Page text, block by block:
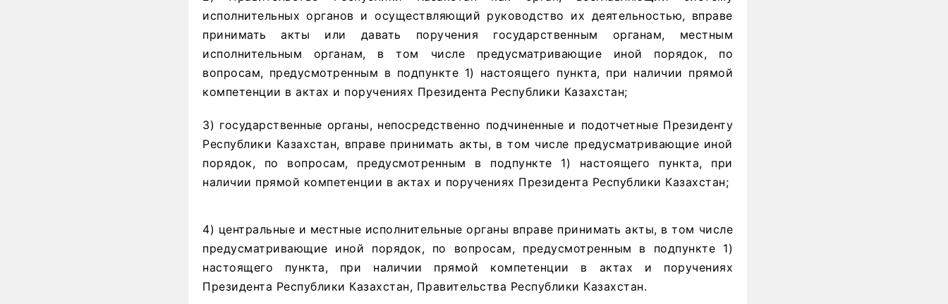
исполнительных органов и осуществляющий руководство их деятельностью, вправе
принимать акты или давать поручения государственным органам, местным
исполнительным органам, в том числе предусматривающие иной порядок, по
вопросам, предусмотренным в подпункте 1) настоящего пункта, при наличии прямой
компетенции в актах и поручениях Президента Республики Казахстан;
3) государственные органы, непосредственно подчиненные и подотчетные Президенту
Республики Казахстан, вправе принимать акты, в том числе предусматривающие иной
порядок, по вопросам, предусмотренным в подпункте 1) настоящего пункта, при
наличии прямой компетенции в актах и поручениях Президента Республики Казахстан;
4) центральные и местные исполнительные органы вправе принимать акты, в том числе
предусматривающие иной порядок, по вопросам, предусмотренным в подпункте 1)
настоящего пункта, при наличии прямой компетенции в актах и поручениях
Президента Республики Казахстан, Правительства Республики Казахстан.